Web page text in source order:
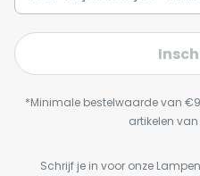
*Minimale bestelwaarde van
artikelen van
Schrijf je in voor onze